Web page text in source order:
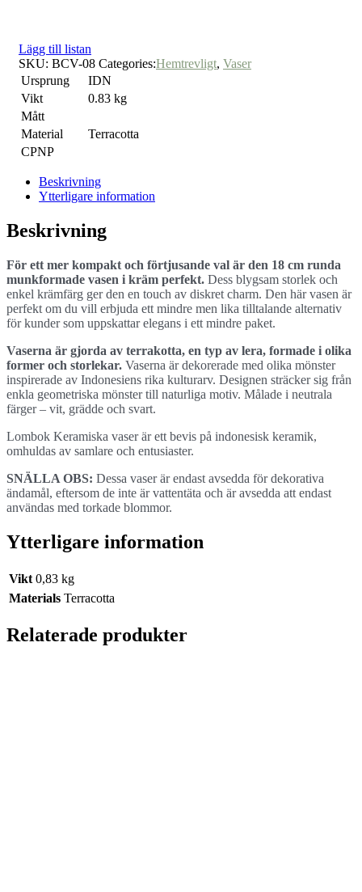
Lägg till listan
SKU: BCV-08 Categories:Hemtrevligt, Vaser
Ursprung
IDN
Vikt
0.83 kg
Mått
Material
Terracotta
CPNP
Beskrivning
Ytterligare information
Beskrivning
För ett mer kompakt och förtjusande val är den 18 cm runda
munkformade vasen i kräm perfekt. Dess blygsam storlek och
enkel krämfärg ger den en touch av diskret charm. Den här vasen är
perfekt om du vill erbjuda ett mindre men lika tilltalande alternativ
för kunder som uppskattar elegans i ett mindre paket.
Vaserna är gjorda av terrakotta, en typ av lera, formade i olika
former och storlekar. Vaserna är dekorerade med olika mönster
inspirerade av Indonesiens rika kulturarv. Designen sträcker sig från
enkla geometriska mönster till naturliga motiv. Målade i neutrala
färger – vit, grädde och svart.
Lombok Keramiska vaser är ett bevis på indonesisk keramik,
omhuldas av samlare och entusiaster.
SNÄLLA OBS: Dessa vaser är endast avsedda för dekorativa
ändamål, eftersom de inte är vattentäta och är avsedda att endast
användas med torkade blommor.
Ytterligare information
Vikt 0,83 kg
Materials Terracotta
Relaterade produkter